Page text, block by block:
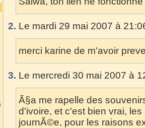
2. Le mardi 29 mai 2007 à
merci karine de m'avoir
3. Le mercredi 30 mai 2007 à
Ã§a me rapelle des
d'ivoire, et c'est bien vrai,
journÃ©e, pour les raisons